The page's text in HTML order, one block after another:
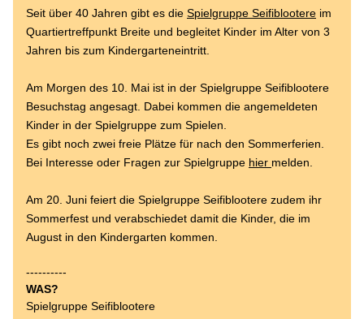
Seit über 40 Jahren gibt es die Spielgruppe Seifiblootere im
Quartiertreffpunkt Breite und begleitet Kinder im Alter von 3
Jahren bis zum Kindergarteneintritt.
Am Morgen des 10. Mai ist in der Spielgruppe Seifiblootere
Besuchstag angesagt. Dabei kommen die angemeldeten
Kinder in der Spielgruppe zum Spielen.
Es gibt noch zwei freie Plätze für nach den Sommerferien.
Bei Interesse oder Fragen zur Spielgruppe hier melden.
Am 20. Juni feiert die Spielgruppe Seifiblootere zudem ihr
Sommerfest und verabschiedet damit die Kinder, die im
August in den Kindergarten kommen.
----------
WAS?
Spielgruppe Seifiblootere